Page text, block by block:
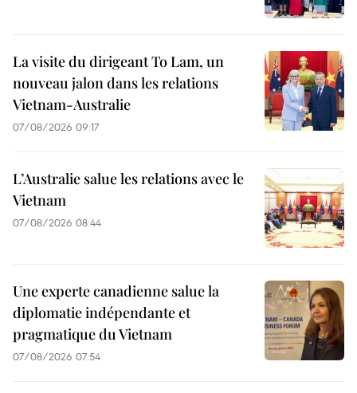
La visite du dirigeant To Lam, un
nouveau jalon dans les relations
Vietnam-Australie
07/08/2026 09:17
L’Australie salue les relations avec le
Vietnam
07/08/2026 08:44
Une experte canadienne salue la
diplomatie indépendante et
pragmatique du Vietnam
07/08/2026 07:54